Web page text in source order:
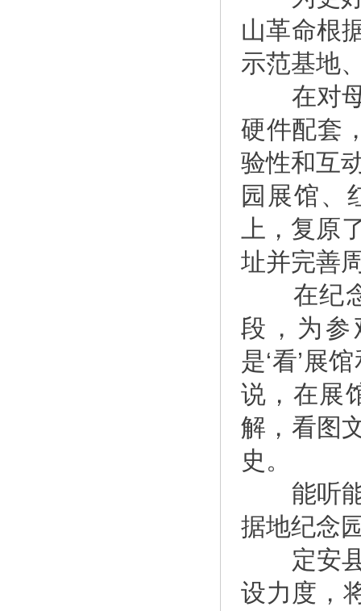
山革命根
示范基地
在对母
硬件配套
验性和互
园展馆、
上，复原
址并完善
在纪念
段，为参
是‘看’展
说，在展
解，看图
史。
能听能
据地纪念
定安县
设力度，